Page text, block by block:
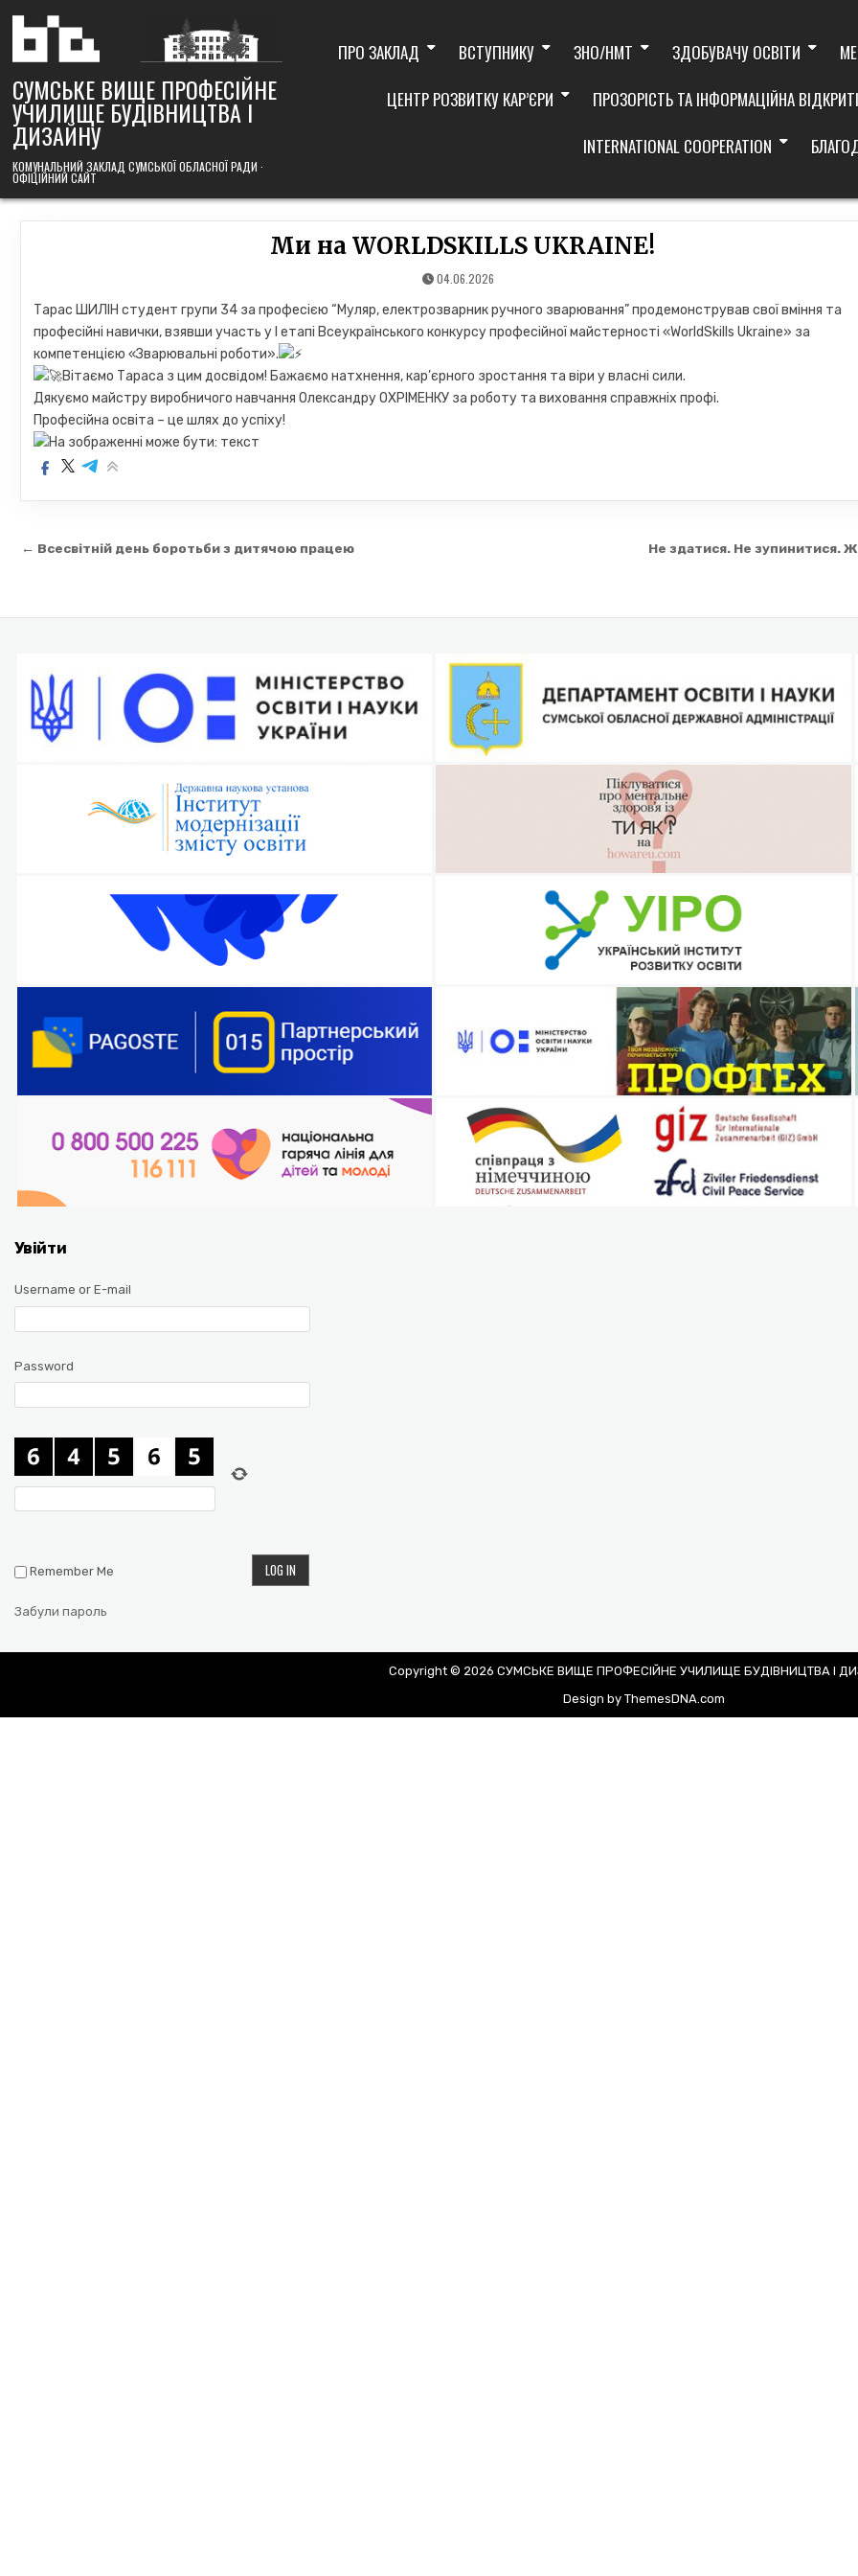
content
СУМСЬКЕ ВИЩЕ ПРОФЕСІЙНЕ
УЧИЛИЩЕ БУДІВНИЦТВА І
ДИЗАЙНУ
КОМУНАЛЬНИЙ ЗАКЛАД СУМСЬКОЇ ОБЛАСНОЇ РАДИ ·
ОФІЦІЙНИЙ САЙТ
ПРО ЗАКЛАД ВСТУПНИКУ ЗНО/НМТ ЗДОБУВАЧУ ОСВІТИ
ЦЕНТР РОЗВИТКУ КАР’ЄРИ
ПРОЗОРІСТЬ ТА ІНФОРМАЦІЙНА
INTERNATIONAL COOPERATION
Ми на WORLDSKILLS UKRAINE!
04.06.2026
Тарас ШИЛІН студент групи 34 за професією “Муляр, електрозварник ручного зварювання” продемонстрував свої вміння та
професійні навички, взявши участь у I етапі Всеукраїнського конкурсу професійної майстерності «WorldSkills Ukraine» за
компетенцією «Зварювальні роботи».
Вітаємо Тараса з цим досвідом! Бажаємо натхнення, кар’єрного зростання та віри у власні сили.
Дякуємо майстру виробничого навчання Олександру ОХРІМЕНКУ за роботу та виховання справжніх профі.
Професійна освіта – це шлях до успіху!
Навігація Не здатися. Не зупинитися.
← Всесвітній день боротьби з дитячою працею
Увійти
Username or E-mail
Password
Remember Me
Забули пароль
Copyright © 2026 СУМСЬКЕ ВИЩЕ ПРОФЕСІЙНЕ УЧИЛИЩЕ БУДІВНИЦТВА І
Design by ThemesDNA.com